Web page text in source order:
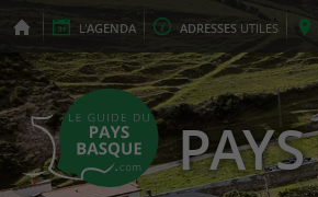
L'AGENDA ADRESSES UTILES